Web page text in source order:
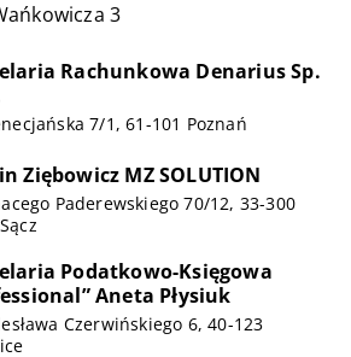
3
Rachunkowa Denarius Sp.
7/1, 61-101 Poznań
Ziębowicz MZ SOLUTION
Paderewskiego 70/12, 33-300
Podatkowo-Księgowa
Aneta Płysiuk
Czerwińskiego 6, 40-123